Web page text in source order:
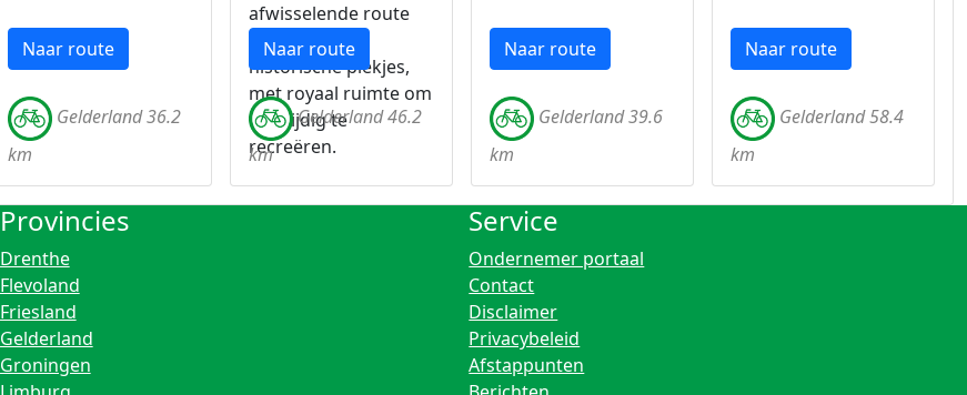
Naar route
Gelderland 36.2
km
afwisselende route
zijn water en
historische plekjes,
met royaal ruimte om
veelzijdig te
recreëren.
Naar route
Gelderland 46.2
km
Naar route
Gelderland 39.6
km
Naar route
Gelderland 58.4
km
Provincies
Drenthe
Flevoland
Friesland
Gelderland
Groningen
Service
Ondernemer portaal
Contact
Disclaimer
Privacybeleid
Afstappunten